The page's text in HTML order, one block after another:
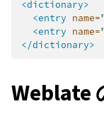
<dictionary>
<entry name=
<entry name=
</dictionary>
Weblate